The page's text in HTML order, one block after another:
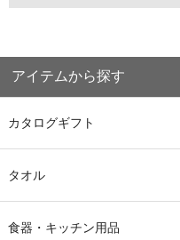
アイテムから探す
カタログギフト
タオル
食器・キッチン用品